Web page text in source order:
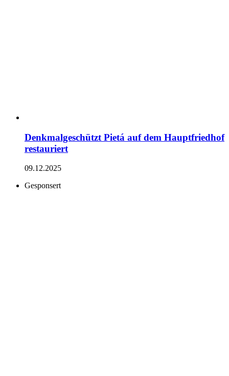
Denkmalgeschützt Pietá auf dem Hauptfriedhof
restauriert
09.12.2025
Gesponsert